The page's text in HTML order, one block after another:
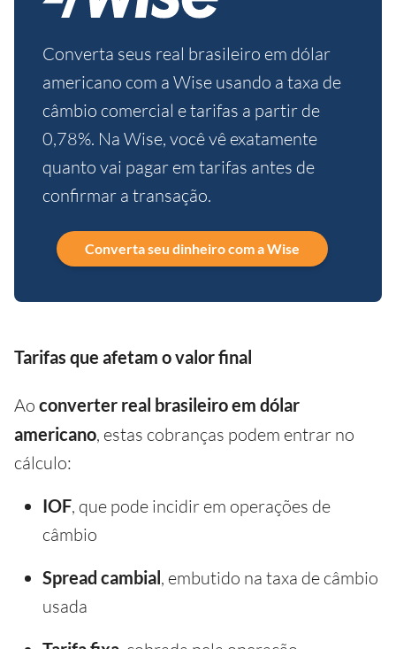
Converta seus real brasileiro em dólar
americano com a Wise usando a taxa de
câmbio comercial e tarifas a partir de
0,78%. Na Wise, você vê exatamente
quanto vai pagar em tarifas antes de
confirmar a transação.
Converta seu dinheiro com a Wise
Tarifas que afetam o valor final
Ao converter real brasileiro em dólar
americano, estas cobranças podem entrar no
cálculo:
IOF, que pode incidir em operações de
câmbio
Spread cambial, embutido na taxa de câmbio
usada